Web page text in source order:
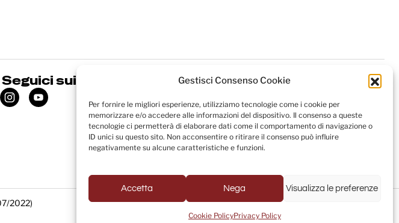
Gestisci Consenso Cookie
Per fornire le migliori esperienze, utilizziamo tecnologie come i cookie per
memorizzare e/o accedere alle informazioni del dispositivo. Il consenso a queste
tecnologie ci permetterà di elaborare dati come il comportamento di navigazione o
ID unici su questo sito. Non acconsentire o ritirare il consenso può influire
negativamente su alcune caratteristiche e funzioni.
Accetta Nega Visualizza le preferenze
Cookie PolicyPrivacy Policy
Seguici sui social
2022) Powered byUSB S.p.A. - Società Benefit